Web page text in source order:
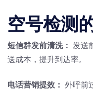
空号检测
短信群发前清洗：
发送
送成本，提升到达率。
电话营销提效： 外呼前